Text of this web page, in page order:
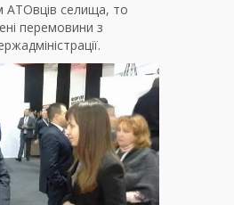
селища, то
перемовини з